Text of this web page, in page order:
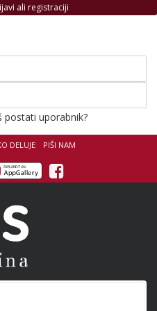
DELUJE PIŠI NAM
Facebook
ali registraciji
postati uporabnik?